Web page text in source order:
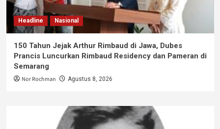
Headline Nasional
150 Tahun Jejak Arthur Rimbaud di Jawa, Dubes
Prancis Luncurkan Rimbaud Residency dan Pameran di
Semarang
Nor Rochman Agustus 8, 2026